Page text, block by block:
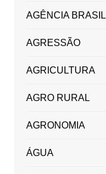
AGÊNCIA BRASIL
AGRESSÃO
AGRICULTURA
AGRO RURAL
AGRONOMIA
ÁGUA